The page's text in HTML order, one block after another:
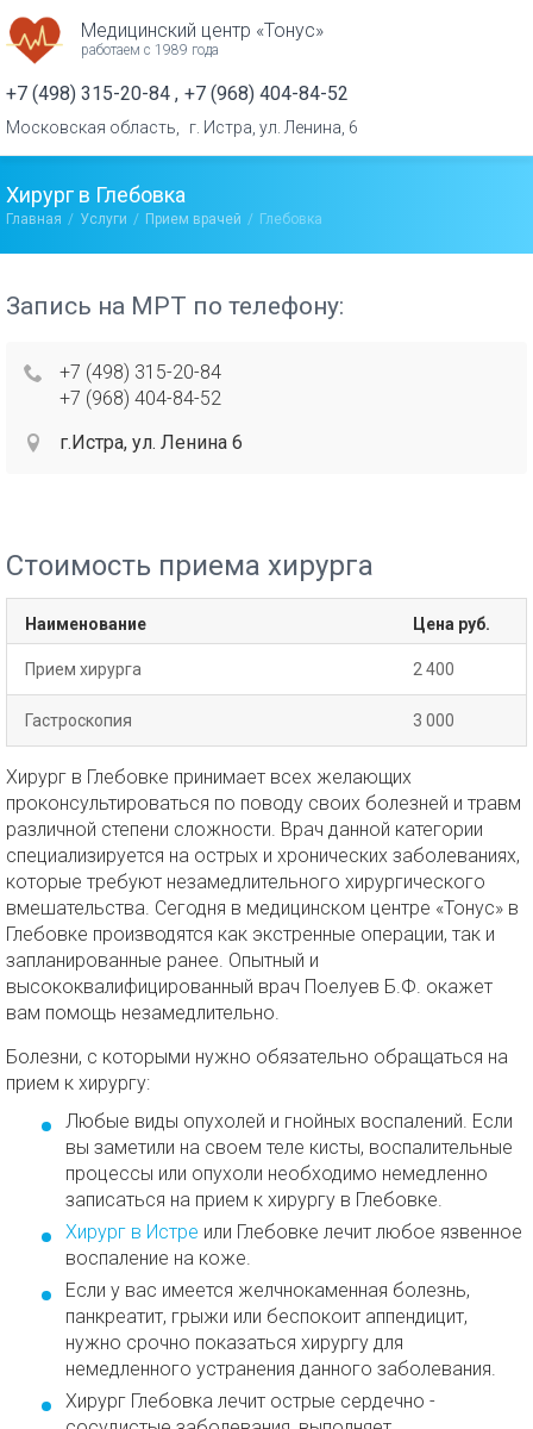
+7 (498) 315-20-84 +7 (968) 404-84-52
Медицинский центр «Тонус»
работаем с 1989 года
Московская область, г. Истра, ул. Ленина, 6
Хирург в Глебовка
Главная Услуги Прием врачей Глебовка
Запись на МРТ по телефону:
+7 (498) 315-20-84
+7 (968) 404-84-52
г.Истра, ул. Ленина 6
Стоимость приема хирурга
Наименование Цена руб.
Прием хирурга 2 400
Гастроскопия 3 000
Хирург в Глебовке принимает всех желающих
проконсультироваться по поводу своих болезней и травм
различной степени сложности. Врач данной категории
специализируется на острых и хронических заболеваниях,
которые требуют незамедлительного хирургического
вмешательства. Сегодня в медицинском центре «Тонус» в
Глебовке производятся как экстренные операции, так и
запланированные ранее. Опытный и
высококвалифицированный врач Поелуев Б.Ф. окажет
вам помощь незамедлительно.
Болезни, с которыми нужно обязательно обращаться на
прием к хирургу:
Любые виды опухолей и гнойных воспалений. Если
вы заметили на своем теле кисты, воспалительные
процессы или опухоли необходимо немедленно
записаться на прием к хирургу в Глебовке.
Хирург в Истре или Глебовке лечит любое язвенное
воспаление на коже.
Если у вас имеется желчнокаменная болезнь,
панкреатит, грыжи или беспокоит аппендицит,
нужно срочно показаться хирургу для
немедленного устранения данного заболевания.
Хирург Глебовка лечит острые сердечно -